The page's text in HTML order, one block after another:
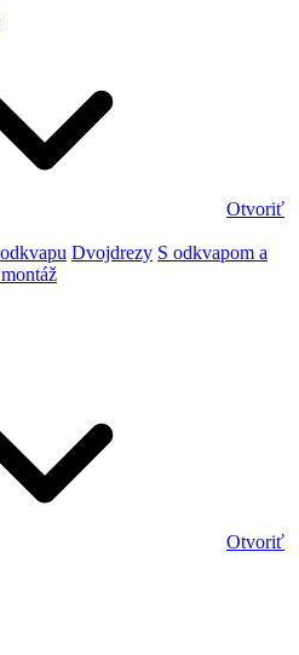
Otvoriť
Dvojdrezy S odkvapom a
Otvoriť